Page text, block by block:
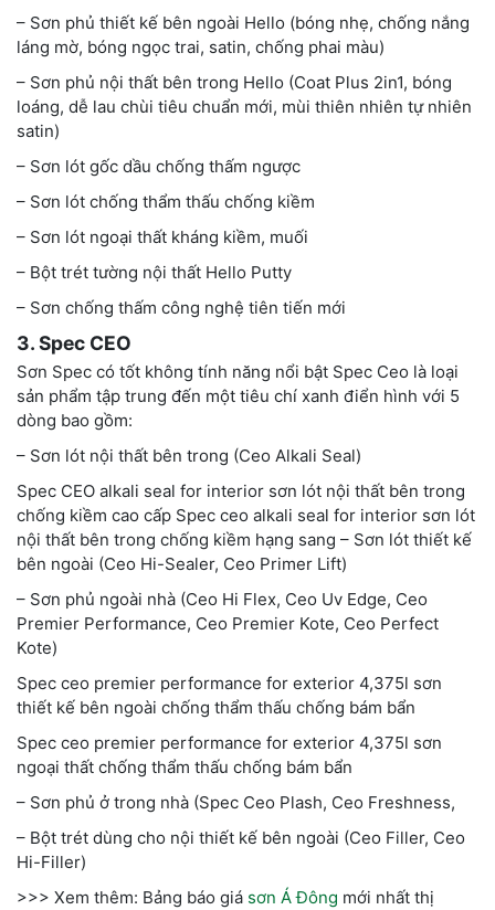
– Sơn phủ thiết kế bên ngoài Hello (bóng nhẹ, chống nắng
láng mờ, bóng ngọc trai, satin, chống phai màu)
– Sơn phủ nội thất bên trong Hello (Coat Plus 2in1, bóng
loáng, dễ lau chùi tiêu chuẩn mới, mùi thiên nhiên tự nhiên
satin)
– Sơn lót gốc dầu chống thấm ngược
– Sơn lót chống thẩm thấu chống kiềm
– Sơn lót ngoại thất kháng kiềm, muối
– Bột trét tường nội thất Hello Putty
– Sơn chống thấm công nghệ tiên tiến mới
3. Spec CEO
Sơn Spec có tốt không tính năng nổi bật Spec Ceo là loại
sản phẩm tập trung đến một tiêu chí xanh điển hình với 5
dòng bao gồm:
– Sơn lót nội thất bên trong (Ceo Alkali Seal)
Spec CEO alkali seal for interior sơn lót nội thất bên trong
chống kiềm cao cấp Spec ceo alkali seal for interior sơn lót
nội thất bên trong chống kiềm hạng sang – Sơn lót thiết kế
bên ngoài (Ceo Hi-Sealer, Ceo Primer Lift)
– Sơn phủ ngoài nhà (Ceo Hi Flex, Ceo Uv Edge, Ceo
Premier Performance, Ceo Premier Kote, Ceo Perfect
Kote)
Spec ceo premier performance for exterior 4,375l sơn
thiết kế bên ngoài chống thẩm thấu chống bám bẩn
Spec ceo premier performance for exterior 4,375l sơn
ngoại thất chống thẩm thấu chống bám bẩn
– Sơn phủ ở trong nhà (Spec Ceo Plash, Ceo Freshness,
– Bột trét dùng cho nội thiết kế bên ngoài (Ceo Filler, Ceo
Hi-Filler)
>>> Xem thêm: Bảng báo giá sơn Á Đông mới nhất thị